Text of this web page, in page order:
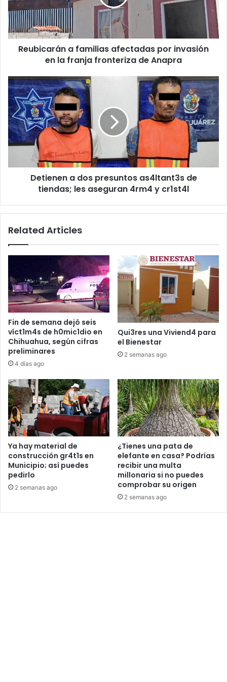
invasión
en
la
franja
fronteriza
Reubicarán a familias afectadas por invasión
en la franja fronteriza de Anapra
Detienen
a
dos
presuntos
as4ltant3s
de
tiendas;
aseguran
Detienen a dos presuntos as4ltant3s de
tiendas; les aseguran 4rm4 y cr1st4l
Related Articles
Fin de semana dejó seis
víct1m4s de h0mic1dio en
Chihuahua, según cifras
preliminares
4 días ago
Qui3res una Viviend4 para
el Bienestar
2 semanas ago
Ya hay material de
construcción gr4t1s en
Municipio; así puedes
pedirlo
2 semanas ago
¿Tienes una pata de
elefante en casa? Podrías
recibir una multa
millonaria si no puedes
comprobar su origen
2 semanas ago